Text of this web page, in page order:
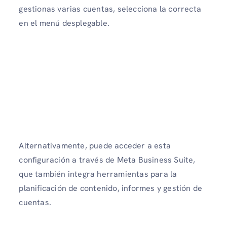
gestionas varias cuentas, selecciona la correcta
en el menú desplegable.
Alternativamente, puede acceder a esta
configuración a través de Meta Business Suite,
que también integra herramientas para la
planificación de contenido, informes y gestión de
cuentas.